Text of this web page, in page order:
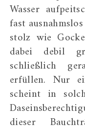
Wasser
fast
stolz wie
dabei debil
schließlich
erfüllen. Nur
scheint in
dieser